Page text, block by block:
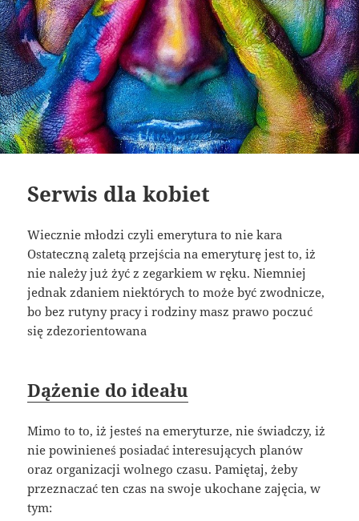
Serwis dla kobiet
Wiecznie młodzi czyli emerytura to nie kara
Ostateczną zaletą przejścia na emeryturę jest to, iż
nie należy już żyć z zegarkiem w ręku. Niemniej
jednak zdaniem niektórych to może być zwodnicze,
bo bez rutyny pracy i rodziny masz prawo poczuć
się zdezorientowana
Dążenie do ideału
Mimo to to, iż jesteś na emeryturze, nie świadczy, iż
nie powinieneś posiadać interesujących planów
oraz organizacji wolnego czasu. Pamiętaj, żeby
przeznaczać ten czas na swoje ukochane zajęcia, w
tym: